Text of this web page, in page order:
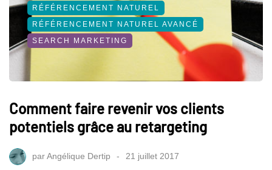
RÉFÉRENCEMENT NATUREL
RÉFÉRENCEMENT NATUREL AVANCÉ
SEARCH MARKETING
Comment faire revenir vos clients
potentiels grâce au retargeting
parAngélique Dertip 21 juillet 2017